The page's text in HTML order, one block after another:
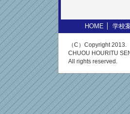
HOME 学校
（C）Copyright 2013.
CHUOU HOURITU
All rights reserved.